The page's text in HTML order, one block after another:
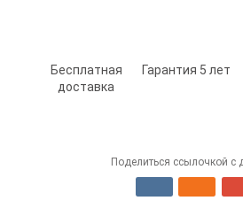
Бесплатная
доставка
Гарантия 5 лет
Поделиться ссылочкой с